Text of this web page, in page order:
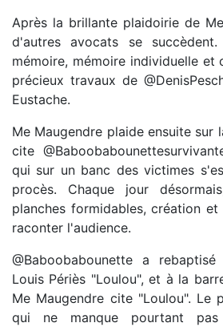
Après la brillante plaidoirie de
d'autres avocats se
mémoire, mémoire individuelle
précieux travaux de
Eustache.
Me Maugendre plaide ensuite sur
cite
qui sur un banc des victimes
procès. Chaque jour
planches formidables, création
raconter l'audience.
@Baboobabounette a
Louis Périès "Loulou", et à la
Me Maugendre cite "Loulou". Le
qui ne manque pourtant pas